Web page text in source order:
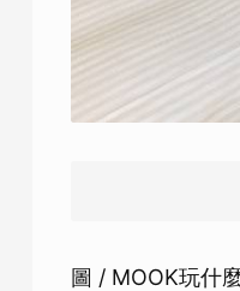
圖 / MOOK玩什